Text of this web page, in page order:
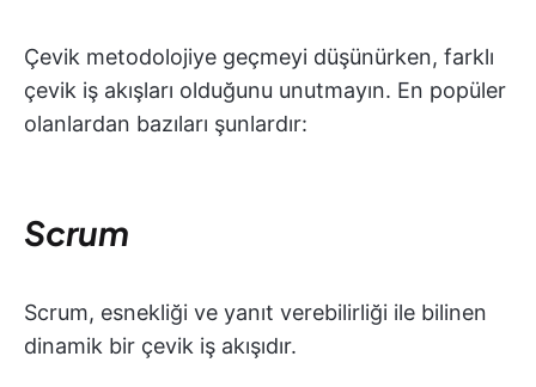
Çevik metodolojiye geçmeyi düşünürken, farklı
çevik iş akışları olduğunu unutmayın. En popüler
olanlardan bazıları şunlardır:
Scrum
Scrum, esnekliği ve yanıt verebilirliği ile bilinen
dinamik bir çevik iş akışıdır.